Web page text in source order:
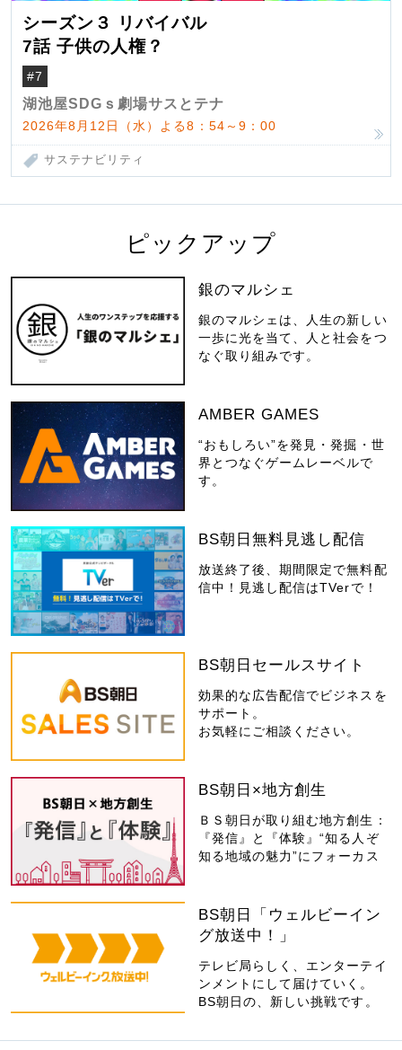
シーズン３ リバイバル
7話 子供の人権？
#7
湖池屋SDGｓ劇場サスとテナ
2026年8月12日（水）よる8：54～9：00
サステナビリティ
ピックアップ
銀のマルシェ
銀のマルシェは、人生の新しい
一歩に光を当て、人と社会をつ
なぐ取り組みです。
AMBER GAMES
“おもしろい”を発見・発掘・世
界とつなぐゲームレーベルで
す。
BS朝日無料見逃し配信
放送終了後、期間限定で無料配
信中！見逃し配信はTVerで！
BS朝日セールスサイト
効果的な広告配信でビジネスを
サポート。
お気軽にご相談ください。
BS朝日×地方創生
ＢＳ朝日が取り組む地方創生：
『発信』と『体験』“知る人ぞ
知る地域の魅力”にフォーカス
BS朝日「ウェルビーイン
グ放送中！」
テレビ局らしく、エンターテイ
ンメントにして届けていく。
BS朝日の、新しい挑戦です。